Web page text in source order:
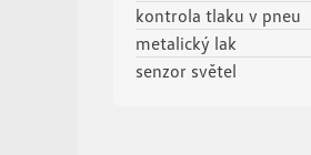
kontrola tlaku v pneu
metalický lak
senzor světel